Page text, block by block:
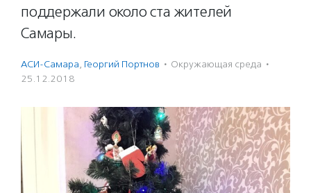
поддержали около ста жителей
Самары.
АСИ-Самара, Георгий Портнов · Окружающая среда ·
25.12.2018